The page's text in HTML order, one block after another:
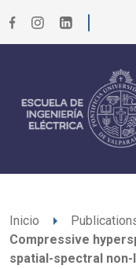
Inicio arrow_right
Compressive
spatial-spectral